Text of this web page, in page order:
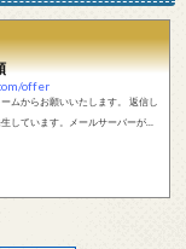
offer
しています。メールサーバーが正